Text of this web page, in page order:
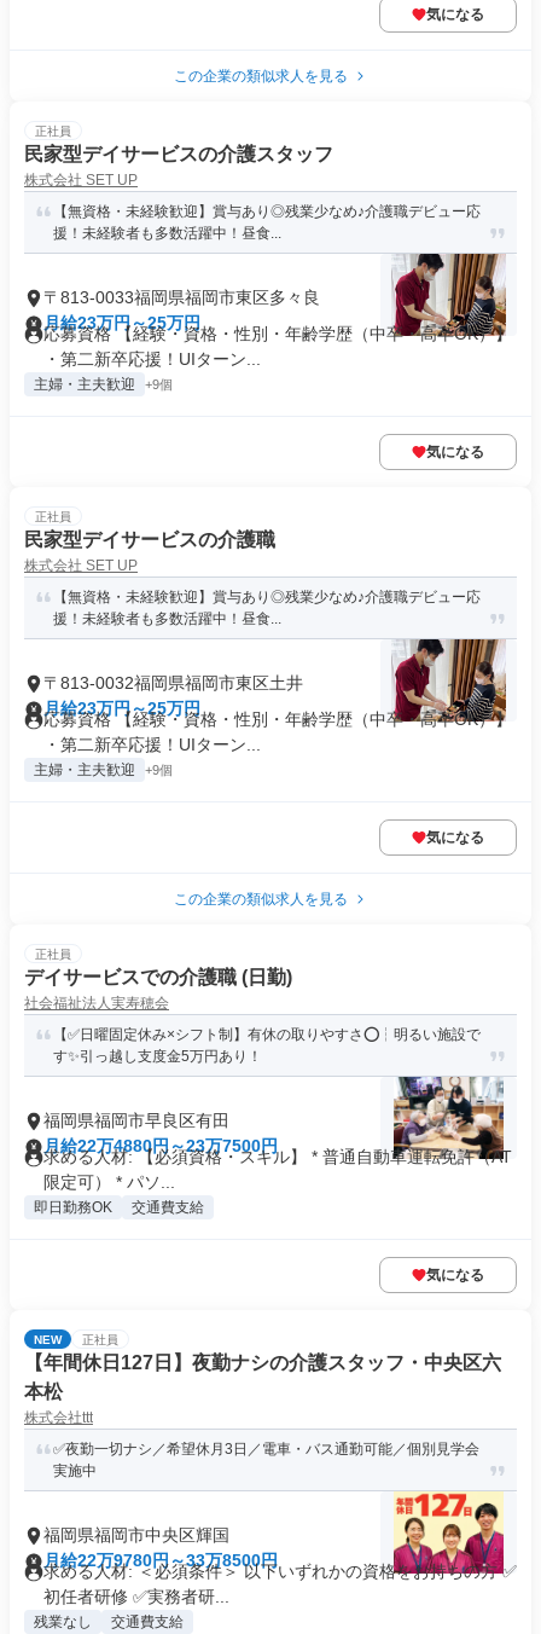
気になる
この企業の類似求人を見る
正社員
民家型デイサービスの介護スタッフ
株式会社 SET UP
【無資格・未経験歓迎】賞与あり◎残業少なめ♪介護職デビュー応
援！未経験者も多数活躍中！昼食...
〒813-0033福岡県福岡市東区多々良
月給23万円～25万円
応募資格 【経験・資格・性別・年齢学歴（中卒・高卒OK）】
・第二新卒応援！UIターン...
主婦・主夫歓迎 +9個
気になる
正社員
民家型デイサービスの介護職
株式会社 SET UP
【無資格・未経験歓迎】賞与あり◎残業少なめ♪介護職デビュー応
援！未経験者も多数活躍中！昼食...
〒813-0032福岡県福岡市東区土井
月給23万円～25万円
応募資格 【経験・資格・性別・年齢学歴（中卒・高卒OK）】
・第二新卒応援！UIターン...
主婦・主夫歓迎 +9個
気になる
この企業の類似求人を見る
正社員
デイサービスでの介護職 (日勤)
社会福祉法人実寿穂会
【✅日曜固定休み×シフト制】有休の取りやすさ⭕┆明るい施設で
す✨引っ越し支度金5万円あり！
福岡県福岡市早良区有田
月給22万4880円～23万7500円
求める人材: 【必須資格・スキル】 * 普通自動車運転免許（AT
限定可） * パソ...
即日勤務OK 交通費支給
気になる
NEW 正社員
【年間休日127日】夜勤ナシの介護スタッフ・中央区六
本松
株式会社ttt
✅夜勤一切ナシ／希望休月3日／電車・バス通勤可能／個別見学会
実施中
福岡県福岡市中央区輝国
月給22万9780円～33万8500円
求める人材: ＜必須条件＞ 以下いずれかの資格をお持ちの方 ✅
初任者研修 ✅実務者研...
残業なし 交通費支給